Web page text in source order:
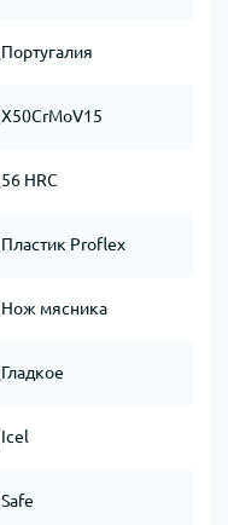
Португалия
X50CrMoV15
56 HRC
Пластик Proflex
Нож мясника
Гладкое
Icel
Safe